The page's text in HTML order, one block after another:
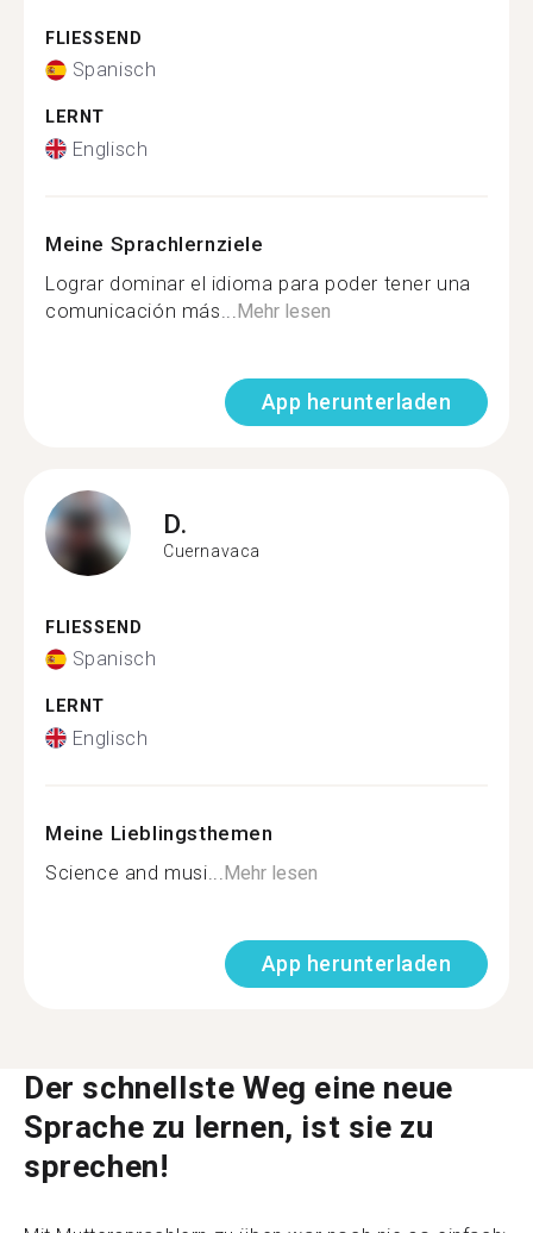
FLIESSEND
Spanisch
LERNT
Englisch
Meine Sprachlernziele
Lograr dominar el idioma para poder tener una
comunicación más... Mehr lesen
App herunterladen
D.
Cuernavaca
FLIESSEND
Spanisch
LERNT
Englisch
Meine Lieblingsthemen
Science and musi... Mehr lesen
App herunterladen
Der schnellste Weg eine neue
Sprache zu lernen, ist sie zu
sprechen!